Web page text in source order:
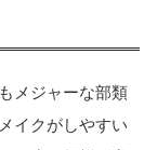
メジャーな部類
イクがしやすい